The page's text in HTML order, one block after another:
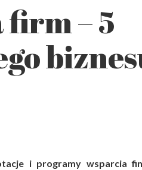
– 5
i programy wsparcia